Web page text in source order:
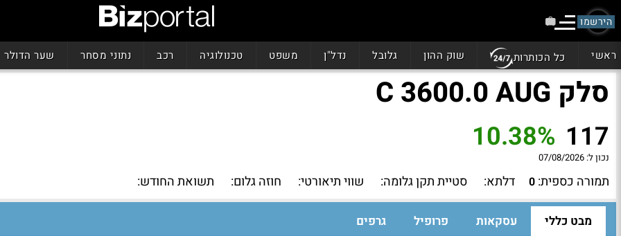
הירשמו
ראשי כל הכותרות שוק ההון גלובל נדל"ן משפט טכנולוגיה רכב נתוני מסחר שער הדולר
סלק C 3600.0 AUG
117
10.38%
נכון ל: 07/08/2026
תמורה כספית: 0 דלתא: סטיית תקן גלומה: שווי תיאורטי: חוזה גלום: תשואת החודש:
מבט כללי עסקאות פרופיל גרפים